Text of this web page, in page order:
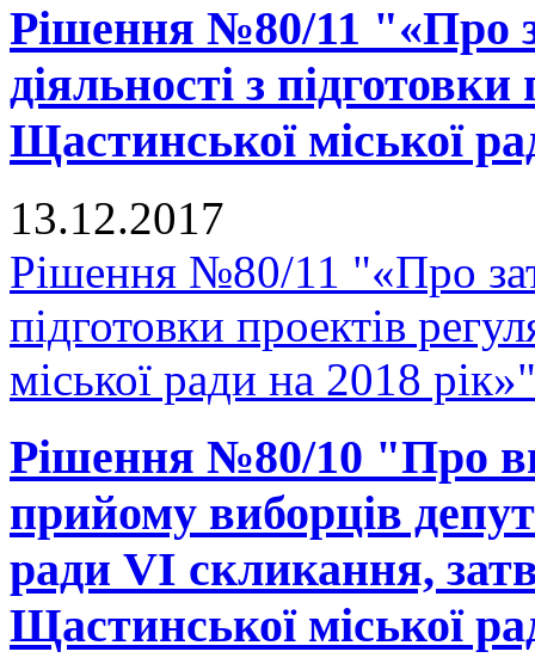
Рішення №80/11 "«Про
діяльності з
Щастинської міської
13.12.2017
Рішення №80/11 "«Про
підготовки проектів
міської ради на 2018 рік»"
Рішення №80/10 "Про
прийому виборців
ради VI скликання,
Щастинської міської